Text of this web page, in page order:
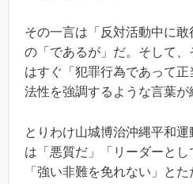
その一言は「反対活動中に敢
の「であるが」だ。そして
はすぐ「犯罪行為であって
法性を強調するような言葉が
とりわけ山城博治沖縄平和
は「悪質だ」「リーダーとし
「強い非難を免れない」と